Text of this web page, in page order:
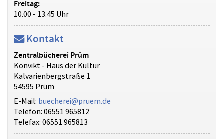
Freitag:
10.00 - 13.45 Uhr
Kontakt
Zentralbücherei Prüm
Konvikt - Haus der Kultur
Kalvarienbergstraße 1
54595 Prüm
E-Mail: buecherei@pruem.de
Telefon: 06551 965812
Telefax: 06551 965813